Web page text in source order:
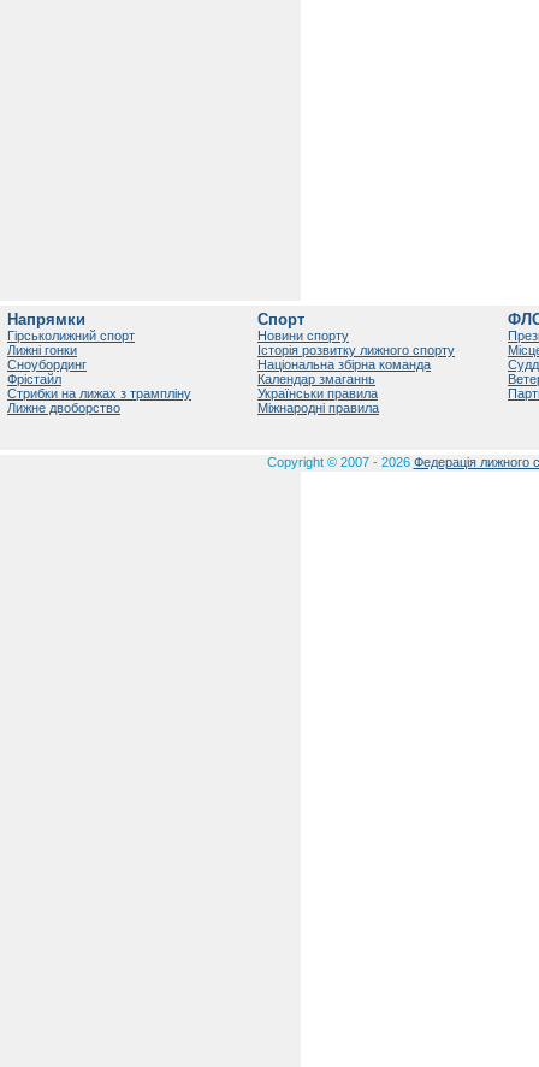
Напрямки
Гірськолижний спорт
Лижні гонки
Сноубординг
Фрістайл
Стрибки на лижах з трампліну
Лижне двоборство
Спорт
Новини спорту
Історія розвитку лижного спорту
Національна збірна команда
Календар змаганнь
Українськи правила
Міжнародні правила
Copyright © 2007 - 2026 Федерація лижного